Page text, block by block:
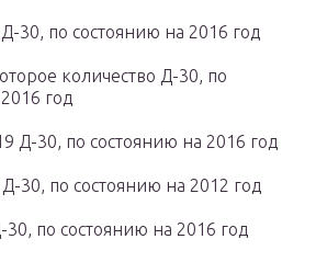
30, по состоянию на 2016 год
количество Д-30, по
год
Д-30, по состоянию на 2016 год
30, по состоянию на 2012 год
по состоянию на 2016 год